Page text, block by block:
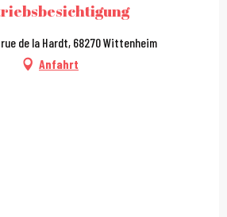
de la Hardt, 68270 Wittenheim
Anfahrt